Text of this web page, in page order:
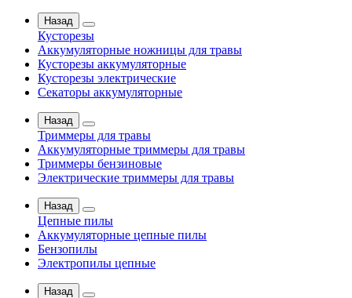
Назад
Кусторезы
Аккумуляторные ножницы для травы
Кусторезы аккумуляторные
Кусторезы электрические
Секаторы аккумуляторные
Назад
Триммеры для травы
Аккумуляторные триммеры для травы
Триммеры бензиновые
Электрические триммеры для травы
Назад
Цепные пилы
Аккумуляторные цепные пилы
Бензопилы
Электропилы цепные
Назад